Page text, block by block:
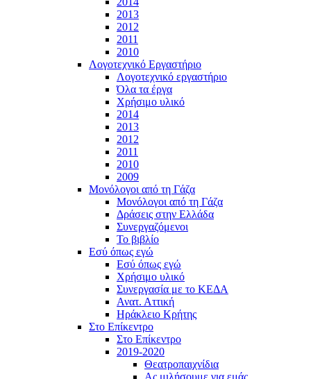
2013
2012
2011
2010
Λογοτεχνικό Εργαστήριο
Λογοτεχνικό εργαστήριο
Όλα τα έργα
Χρήσιμο υλικό
2014
2013
2012
2011
2010
2009
Μονόλογοι από τη Γάζα
Μονόλογοι από τη Γάζα
Δράσεις στην Ελλάδα
Συνεργαζόμενοι
To βιβλίο
Εσύ όπως εγώ
Εσύ όπως εγώ
Χρήσιμο υλικό
Συνεργασία με το ΚΕΔΑ
Ανατ. Αττική
Ηράκλειο Κρήτης
Στο Επίκεντρο
Στο Επίκεντρο
2019-2020
Θεατροπαιχνίδια
Ας μιλήσουμε για εμάς